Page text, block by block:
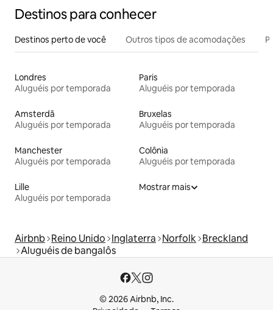
Destinos para conhecer
Destinos perto de você Outros tipos de acomodações
Londres
Aluguéis por temporada
Paris
Aluguéis por temporada
Amsterdã
Aluguéis por temporada
Bruxelas
Aluguéis por temporada
Manchester
Aluguéis por temporada
Colônia
Aluguéis por temporada
Lille
Aluguéis por temporada
Mostrar mais
Airbnb Reino Unido Inglaterra Norfolk Breckland
Aluguéis de bangalôs
© 2026 Airbnb, Inc.